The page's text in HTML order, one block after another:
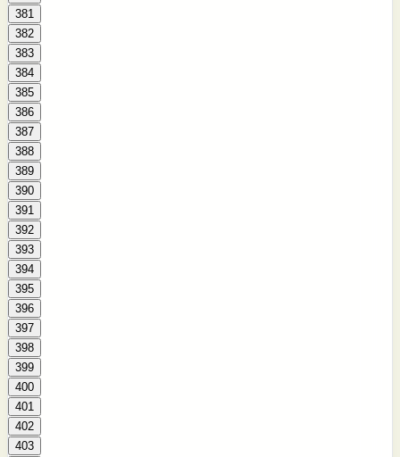
381
382
383
384
385
386
387
388
389
390
391
392
393
394
395
396
397
398
399
400
401
402
403